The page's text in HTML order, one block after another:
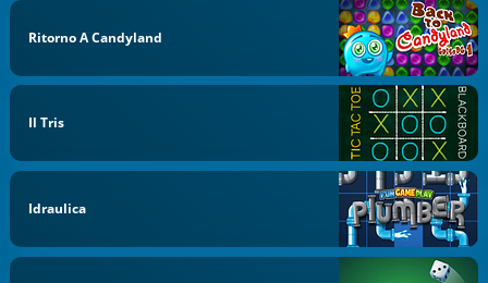
Ritorno A Candyland
Il Tris
Idraulica